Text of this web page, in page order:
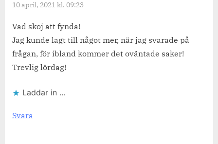
10 april, 2021 kl. 09:23
Vad skoj att fynda!
Jag kunde lagt till något mer, när jag svarade på
frågan, för ibland kommer det oväntade saker!
Trevlig lördag!
Laddar in …
Svara